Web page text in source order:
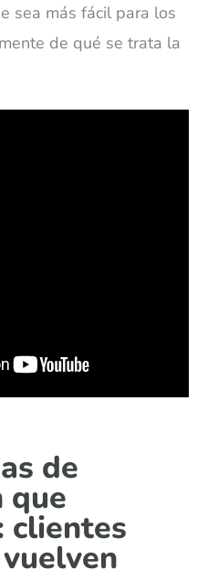
sea más fácil para los
de qué se trata la
de
que
clientes